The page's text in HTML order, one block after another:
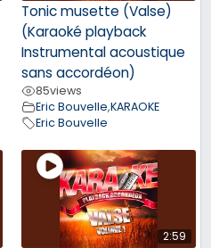
Tonic musette (Valse)
(Karaoké playback
Instrumental acoustique
sans accordéon)
85views
Eric Bouvelle,KARAOKE
Eric Bouvelle
2:59